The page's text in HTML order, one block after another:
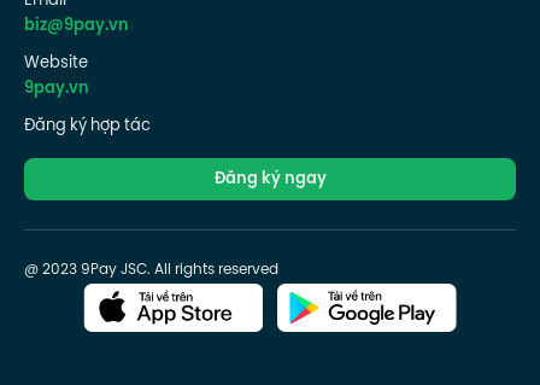
biz@9pay.vn
Website
9pay.vn
Đăng ký hợp tác
Đăng ký ngay
@ 2023 9Pay JSC. All rights reserved